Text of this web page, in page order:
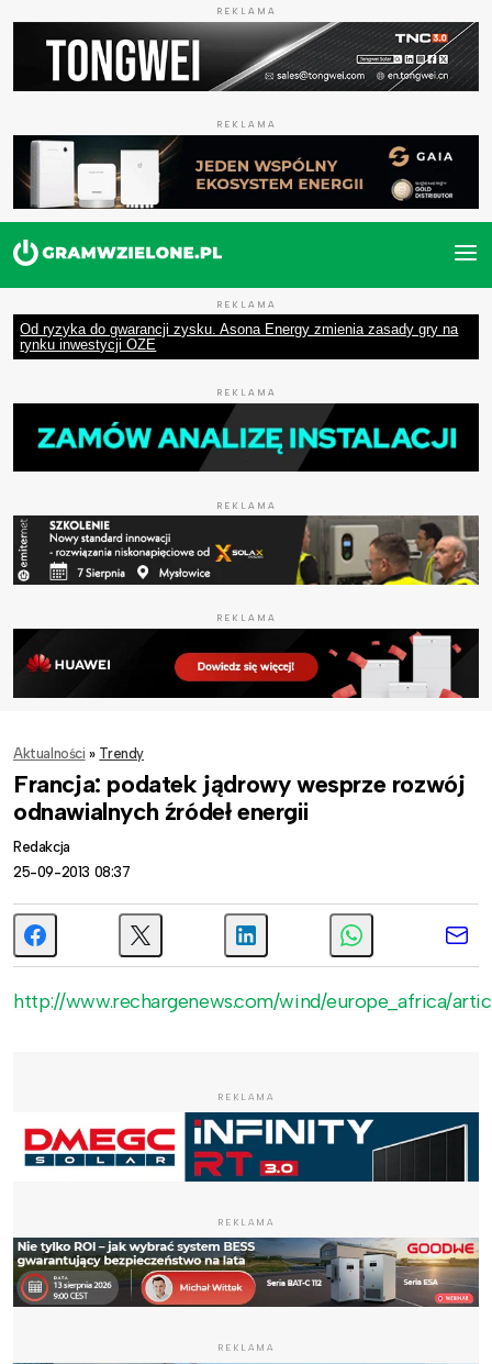
REKLAMA
REKLAMA
REKLAMA
Od ryzyka do gwarancji zysku. Asona Energy zmienia zasady gry na
rynku inwestycji OZE
REKLAMA
REKLAMA
REKLAMA
Aktualności » Trendy
Francja: podatek jądrowy wesprze rozwój
odnawialnych źródeł energii
Redakcja
25-09-2013 08:37
http://www.rechargenews.com/wind/europe_africa/
REKLAMA
REKLAMA
REKLAMA